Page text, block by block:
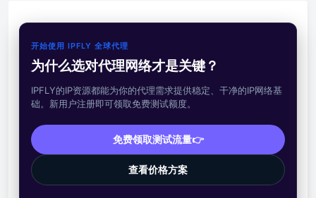
开始使用 IPFLY 全球代理
为什么选对代理网络才是关键？
IPFLY的IP资源都能为你的代理需求提供稳定、干净的IP网络基
础。新用户注册即可领取免费测试额度。
免费领取测试流量👉
查看价格方案